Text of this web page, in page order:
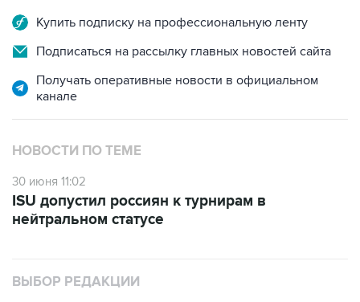
Купить подписку на профессиональную ленту
Подписаться на рассылку главных новостей сайта
Получать оперативные новости в официальном
канале
НОВОСТИ ПО ТЕМЕ
30 июня 11:02
ISU допустил россиян к турнирам в
нейтральном статусе
ВЫБОР РЕДАКЦИИ